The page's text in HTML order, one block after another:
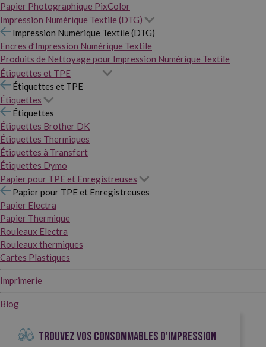
Papier Photographique PixColor
Impression Numérique Textile (DTG)
Impression Numérique Textile (DTG)
Encres d’Impression Numérique Textile
Produits de Nettoyage pour Impression Numérique Textile
Étiquettes et TPE
Étiquettes et TPE
Étiquettes
Étiquettes
Étiquettes Brother DK
Étiquettes Thermiques
Étiquettes à Transfert
Étiquettes Dymo
Papier pour TPE et Enregistreuses
Papier pour TPE et Enregistreuses
Papier Electra
Papier Thermique
Rouleaux Electra
Rouleaux thermiques
Cartes Plastiques
Imprimerie
Blog
TROUVEZ VOS CONSOMMABLES D'IMPRESSION